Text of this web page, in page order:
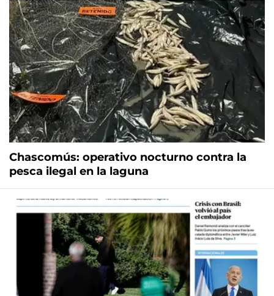
Chascomús: operativo nocturno contra la
pesca ilegal en la laguna